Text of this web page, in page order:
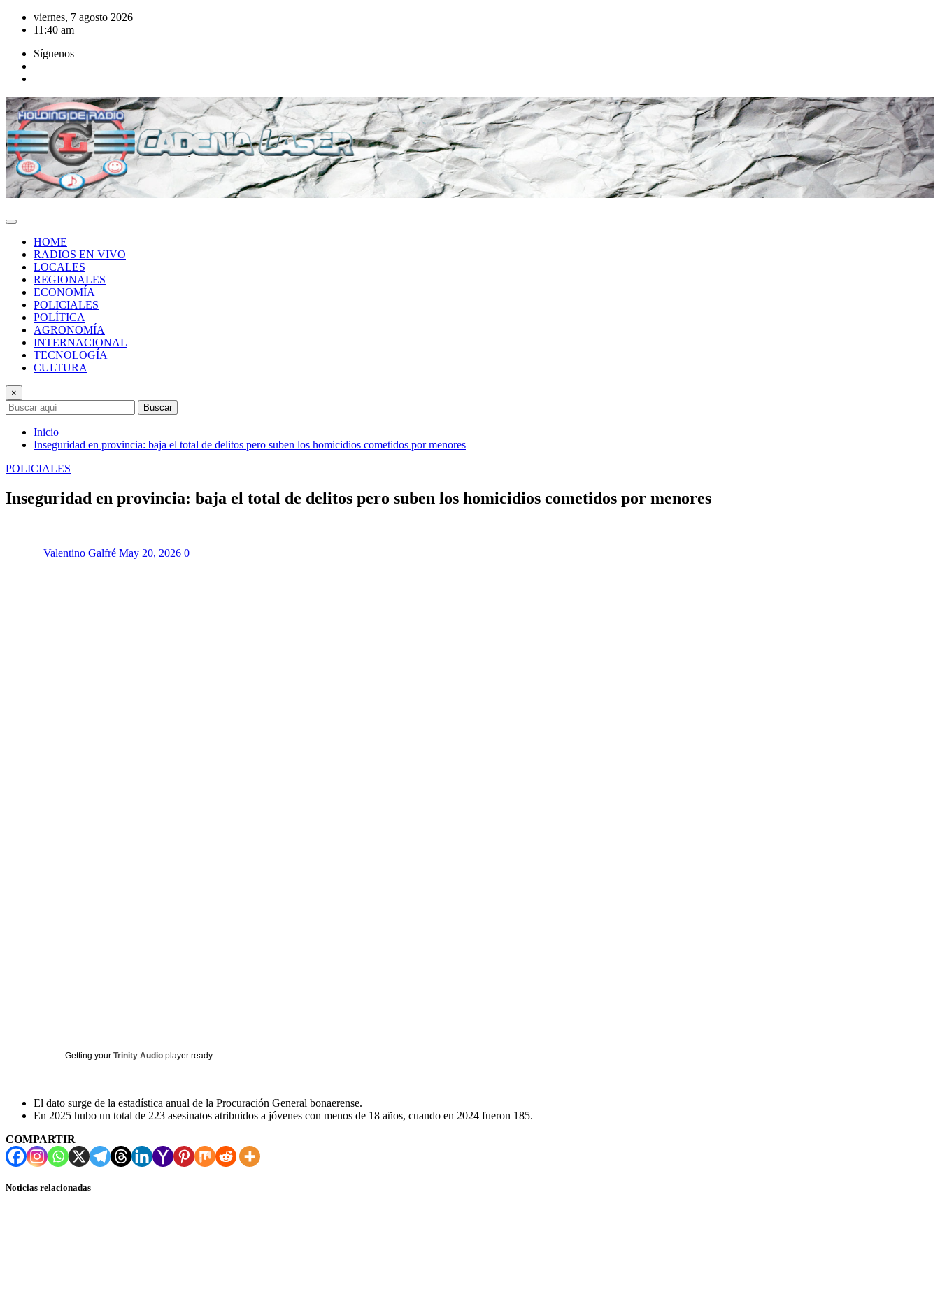
Saltar
viernes, 7 agosto 2026
11:40 am
Síguenos
HOME
RADIOS EN VIVO
LOCALES
REGIONALES
ECONOMÍA
POLICIALES
POLÍTICA
AGRONOMÍA
INTERNACIONAL
TECNOLOGÍA
CULTURA
×
Buscar
Inicio
Inseguridad en provincia: baja el total de delitos pero suben los homicidios cometidos por menores
POLICIALES
Inseguridad en provincia: baja el total de delitos pero suben los homicidios cometidos por menores
Valentino Galfré May 20, 2026 0
Getting your Trinity Audio player ready...
El dato surge de la estadística anual de la Procuración General bonaerense.
En 2025 hubo un total de 223 asesinatos atribuidos a jóvenes con menos de 18 años, cuando en 2024 fueron 185.
COMPARTIR
Noticias relacionadas